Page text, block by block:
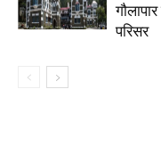
परिसर